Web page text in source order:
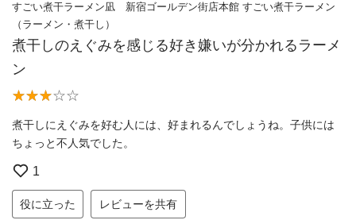
すごい煮干ラーメン凪 新宿ゴールデン街店本館 すごい煮干ラーメン
（ラーメン・煮干し）
煮干しのえぐみを感じる好き嫌いが分かれるラーメ
ン
煮干しにえぐみを好む人には、好まれるんでしょうね。子供には
ちょっと不人気でした。
1
役に立った レビューを共有